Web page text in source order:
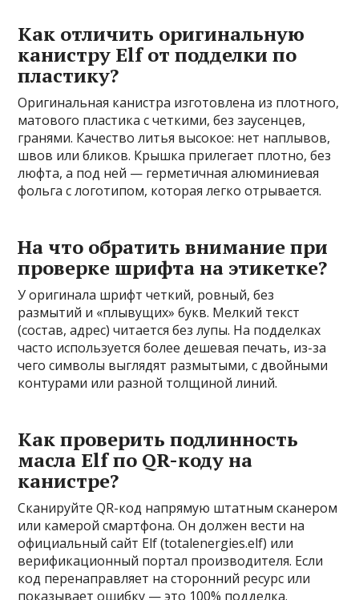
Как отличить оригинальную
канистру Elf от подделки по
пластику?
Оригинальная канистра изготовлена из плотного,
матового пластика с четкими, без заусенцев,
гранями. Качество литья высокое: нет наплывов,
швов или бликов. Крышка прилегает плотно, без
люфта, а под ней — герметичная алюминиевая
фольга с логотипом, которая легко отрывается.
На что обратить внимание при
проверке шрифта на этикетке?
У оригинала шрифт четкий, ровный, без
размытий и «плывущих» букв. Мелкий текст
(состав, адрес) читается без лупы. На подделках
часто используется более дешевая печать, из-за
чего символы выглядят размытыми, с двойными
контурами или разной толщиной линий.
Как проверить подлинность
масла Elf по QR-коду на
канистре?
Сканируйте QR-код напрямую штатным сканером
или камерой смартфона. Он должен вести на
официальный сайт Elf (totalenergies.elf) или
верификационный портал производителя. Если
код перенаправляет на сторонний ресурс или
показывает ошибку — это 100% подделка.